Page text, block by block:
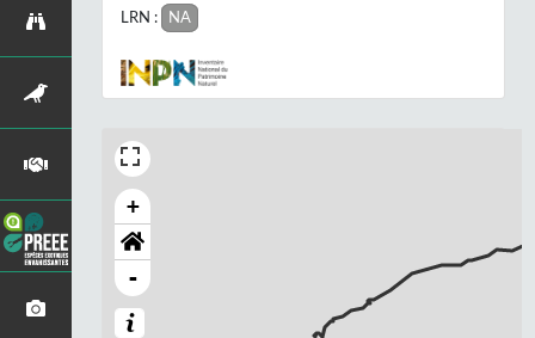
LRN : NA
+
-